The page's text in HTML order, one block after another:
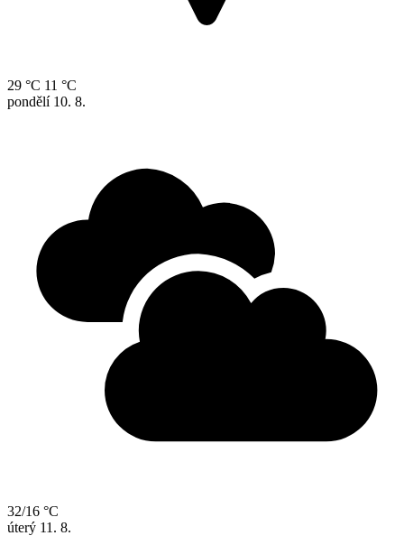
29 °C 11 °C
pondělí 10. 8.
32/16 °C
úterý 11. 8.